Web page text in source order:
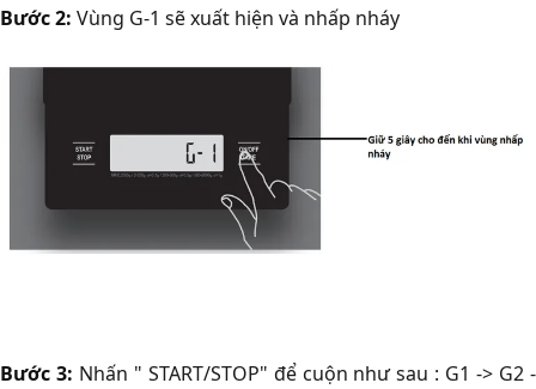
Bước 2: Vùng G-1 sẽ xuất hiện và nhấp nháy
Bước 3: Nhấn " START/STOP" để cuộn như sau : G1 -> G2 -